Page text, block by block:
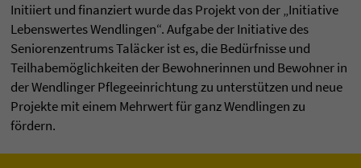
Initiiert und finanziert wurde das Projekt von der „Initiative
Lebenswertes Wendlingen“. Aufgabe der Initiative des
Seniorenzentrums Taläcker ist es, die Bedürfnisse und
Teilhabemöglichkeiten der Bewohnerinnen und Bewohner in
der Wendlinger Pflegeeinrichtung zu unterstützen und neue
Projekte mit einem Mehrwert für ganz Wendlingen zu
fördern.